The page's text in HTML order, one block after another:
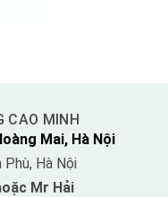
CAO MINH
Mai, Hà Nội
Phù, Hà Nội
Mr Hải